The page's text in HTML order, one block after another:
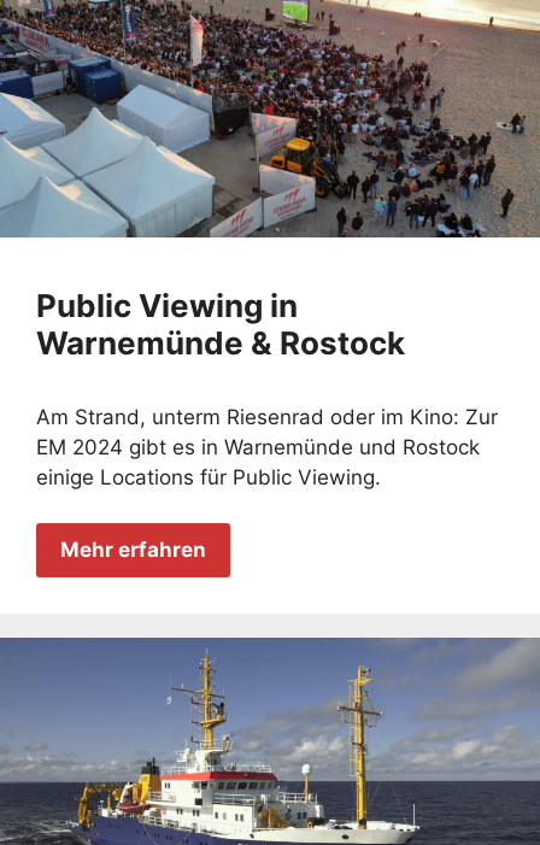
Public Viewing in
Warnemünde & Rostock
Am Strand, unterm Riesenrad oder im Kino: Zur
EM 2024 gibt es in Warnemünde und Rostock
einige Locations für Public Viewing.
Mehr erfahren